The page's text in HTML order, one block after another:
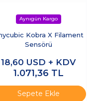
Kobra X Filament
Sensörü
18,60 USD + KDV
1.071,36 TL
Sepete Ekle